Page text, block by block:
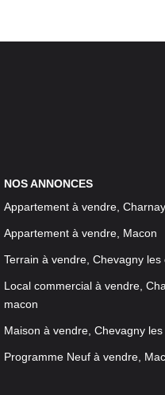
NOS ANNONCES
Appartement à vendre,
Appartement à vendre, Macon
Terrain à vendre, Chevagny les
Local commercial à vendre,
macon
Maison à vendre, Chevagny
Programme Neuf à vendre,